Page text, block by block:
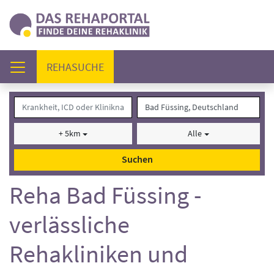
REHASUCHE(AKTUELL)
+ 5km Alle
Suchen
Reha Bad Füssing -
verlässliche
Rehakliniken und